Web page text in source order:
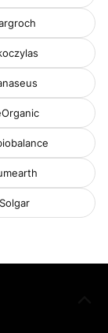
Solgar